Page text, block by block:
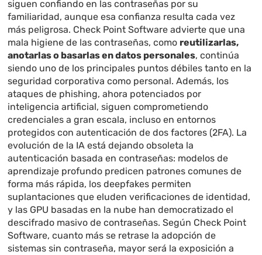
siguen confiando en las contraseñas por su
familiaridad, aunque esa confianza resulta cada vez
más peligrosa. Check Point Software advierte que una
mala higiene de las contraseñas, como reutilizarlas,
anotarlas o basarlas en datos personales, continúa
siendo uno de los principales puntos débiles tanto en la
seguridad corporativa como personal. Además, los
ataques de phishing, ahora potenciados por
inteligencia artificial, siguen comprometiendo
credenciales a gran escala, incluso en entornos
protegidos con autenticación de dos factores (2FA). La
evolución de la IA está dejando obsoleta la
autenticación basada en contraseñas: modelos de
aprendizaje profundo predicen patrones comunes de
forma más rápida, los deepfakes permiten
suplantaciones que eluden verificaciones de identidad,
y las GPU basadas en la nube han democratizado el
descifrado masivo de contraseñas. Según Check Point
Software, cuanto más se retrase la adopción de
sistemas sin contraseña, mayor será la exposición a